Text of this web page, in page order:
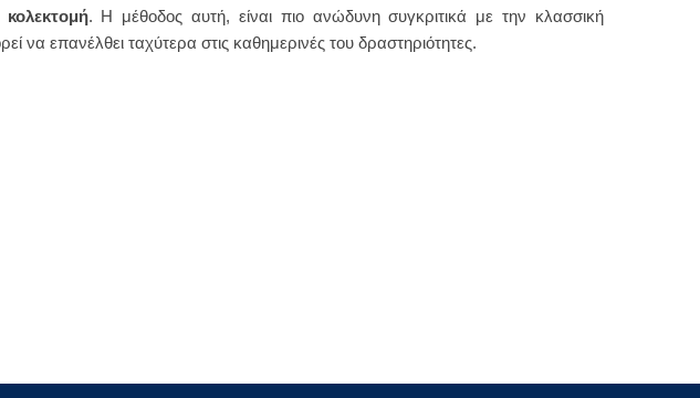
. Η μέθοδος αυτή, είναι πιο ανώδυνη συγκριτικά με την κλασσική
επανέλθει ταχύτερα στις καθημερινές του δραστηριότητες.